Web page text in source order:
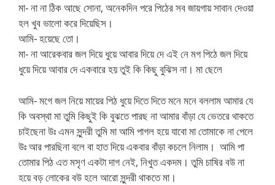
মা- না না ঠিক আছে সোনা, অনেকদিন পরে পিঠের সব জায়গায় সাবান দেওয়া
হল খুব ভালো করে দিয়েছিস।
আমি- হয়েছে তো।
মা- না আরেকবার জল দিয়ে ধুয়ে আবার দিয়ে দে এই নে মগ পিঠে জল দিয়ে
ধুয়ে দিয়ে আবার দে একবারে হয় তুই কি কিছু বুঝিস না। মা ছেলে
আমি- মগে জল নিয়ে মায়ের পিঠ ধুয়ে দিতে দিতে মনে মনে বললাম আমার যে
কি অবস্থা মা তুমি কিছুই কি বুঝতে পারছ না আমার বাঁড়া যে ভেতরে থাকতে
চাইছেনা উঃ এমন সুন্দরী তুমি মা আমি পাগল হয়ে যাবো মা তোমাকে না পেলে
উঃ আর পারছিনা বলে বা হাত দিয়ে একবার বাঁড়া কচলে নিলাম। আমি পা
তোমার পিঠ এত মসৃণ একটা দাগ নেই, নিখুত একদম। তুমি চাষির বউ না
হয়ে বড় লোকের বউ হলে আরো সুন্দরী থাকতে মা।